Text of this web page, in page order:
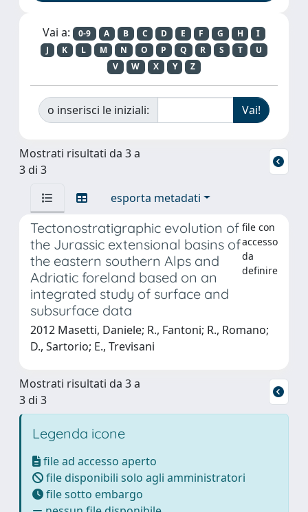
Vai a: 0-9 A B C D E F G H
I
J
K L M N O P Q R S T
U
V
W X Y Z
o inserisci le iniziali:
Mostrati risultati da 3 a
3 di 3
esporta metadati
Tectonostratigraphic evolution of
the Jurassic extensional basins of
the eastern southern Alps and
Adriatic foreland based on an
integrated study of surface and
subsurface data
file con
accesso
da
definire
2012 Masetti, Daniele; R., Fantoni; R., Romano;
D., Sartorio; E., Trevisani
Mostrati risultati da 3 a
3 di 3
Legenda icone
file ad accesso aperto
file disponibili solo agli amministratori
file sotto embargo